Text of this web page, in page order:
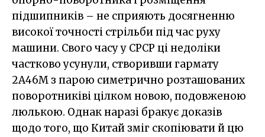
підшипників – не сприяють досягненню
високої точності стрільби під час руху
машини. Свого часу у СРСР ці недоліки
частково усунули, створивши гармату
2A46M з парою симетрично розташованих
поворотниківі цілком новою, подовженою
люлькою. Однак наразі бракує доказів
щодо того, що Китай зміг скопіювати й цю